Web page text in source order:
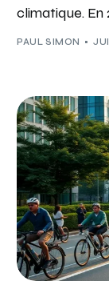
climatique. En
PAUL SIMON